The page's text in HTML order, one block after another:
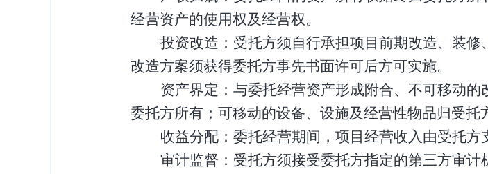
经营资产的使用权及经营权。
投资改造： 受托方须自行承担项目前期改造、装修
改造方案须获得委托方事先书面许可后方可实施。
资产界定：与委托经营资产形成附合、不可移动的
委托方所有；可移动的设备、设施及经营性物品归受托
收益分配：委托经营期间，项目经营收入由受托方
审计监督： 受托方须接受委托方指定的第三方审计